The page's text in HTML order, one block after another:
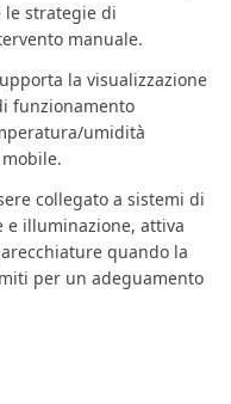
le strategie di
manuale.
la visualizzazione
funzionamento
umidità
collegato a sistemi di
e illuminazione, attiva
quando la
per un adeguamento